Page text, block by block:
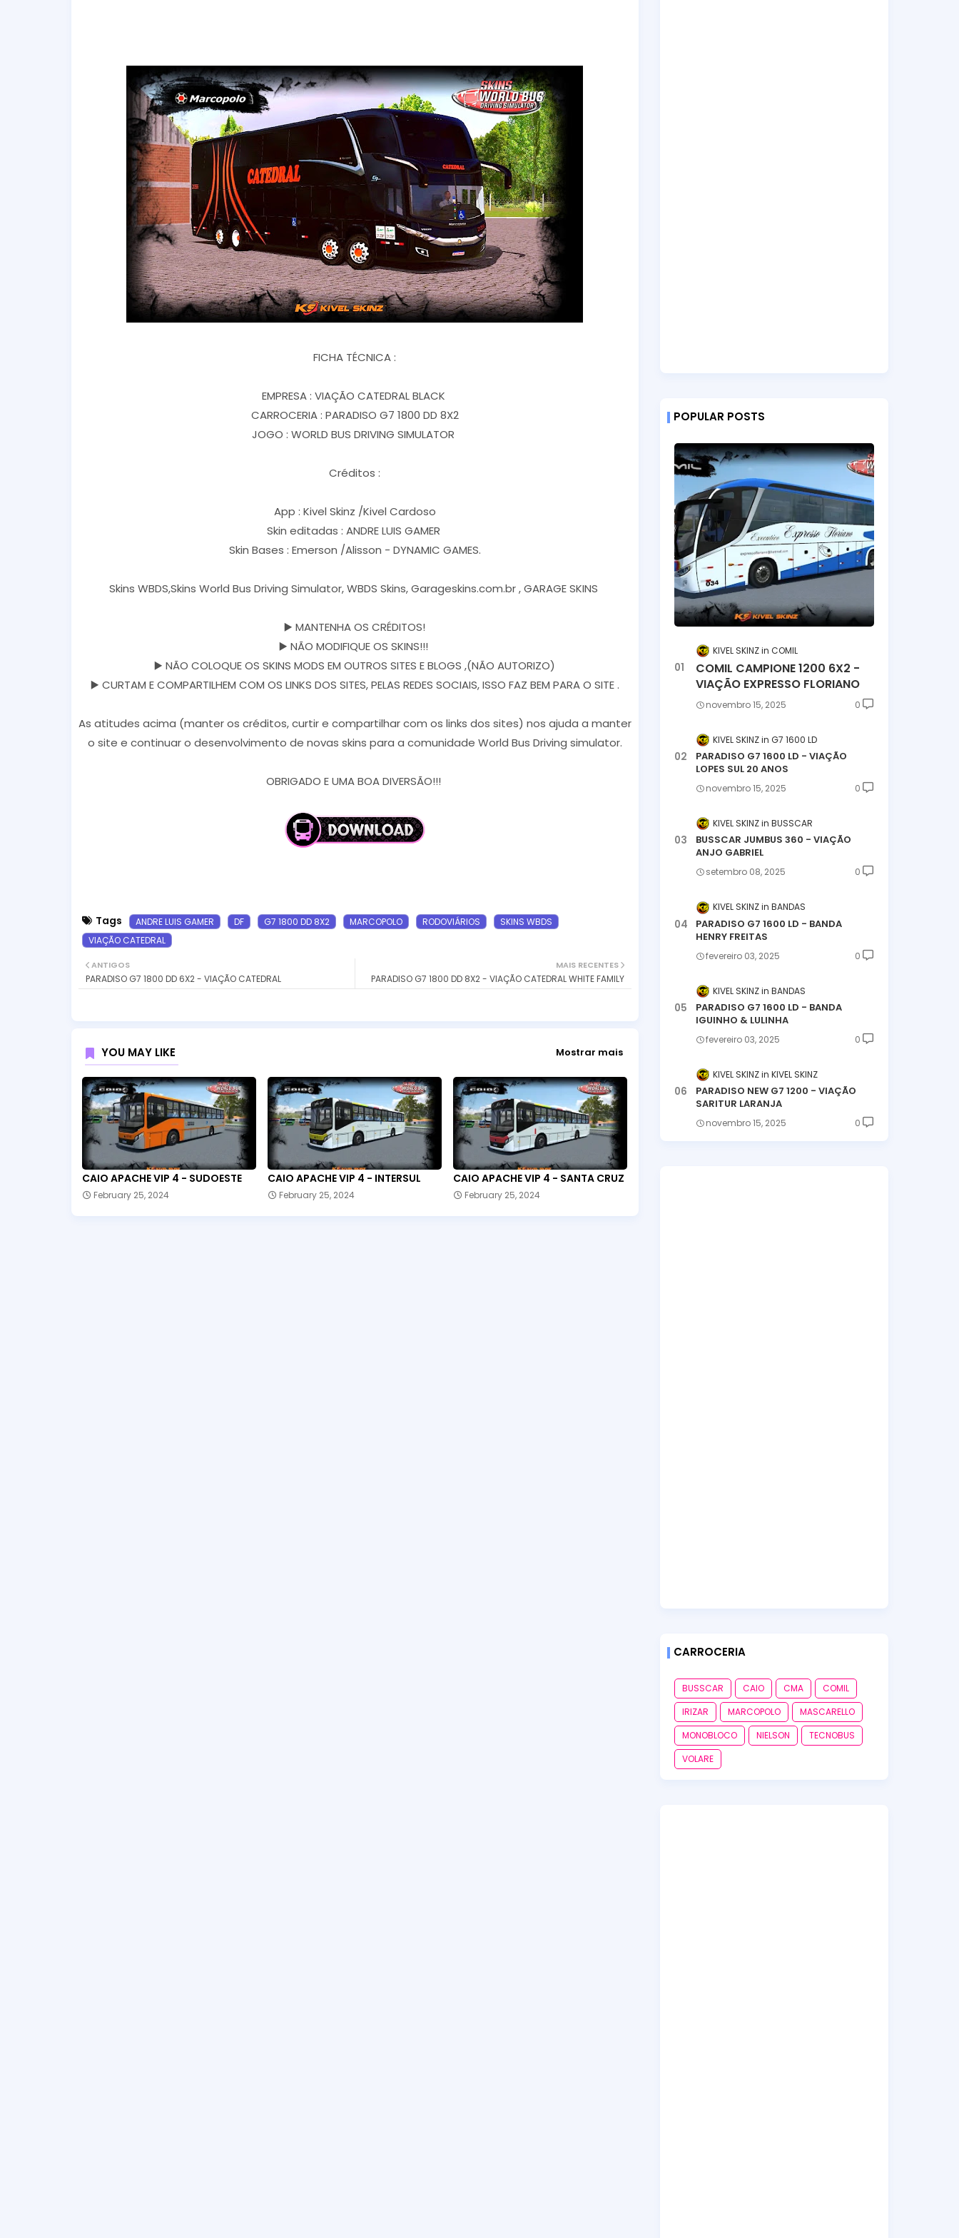
FICHA TÉCNICA :
EMPRESA : VIAÇÃO CATEDRAL BLACK
CARROCERIA : PARADISO G7 1800 DD 8X2
JOGO : WORLD BUS DRIVING SIMULATOR
Créditos :
App : Kivel Skinz /Kivel Cardoso
Skin editadas : ANDRE LUIS GAMER
Skin Bases : Emerson /Alisson - DYNAMIC GAMES.
Skins WBDS,Skins World Bus Driving Simulator, WBDS Skins, Garageskins.com.br , GARAGE SKINS
▶️ MANTENHA OS CRÉDITOS!
▶️ NÃO MODIFIQUE OS SKINS!!!
▶️ NÃO COLOQUE OS SKINS MODS EM OUTROS SITES E BLOGS ,(NÃO AUTORIZO)
▶️ CURTAM E COMPARTILHEM COM OS LINKS DOS SITES, PELAS REDES SOCIAIS, ISSO FAZ BEM PARA O SITE .
As atitudes acima (manter os créditos, curtir e compartilhar com os links dos sites) nos ajuda a manter
o site e continuar o desenvolvimento de novas skins para a comunidade World Bus Driving simulator.
OBRIGADO E UMA BOA DIVERSÃO!!!
Tags ANDRE LUIS GAMER DF G7 1800 DD 8X2 MARCOPOLO RODOVIÁRIOS
SKINS WBDS
VIAÇÃO CATEDRAL
MAIS RECENTES
PARADISO G7 1800 DD 8X2 - VIAÇÃO CATEDRAL WHITE FAMILY
ANTIGOS
PARADISO G7 1800 DD 6X2 - VIAÇÃO CATEDRAL
YOU MAY LIKE Mostrar mais
CAIO APACHE VIP 4 - SUDOESTE
February 25, 2024
CAIO APACHE VIP 4 - INTERSUL
February 25, 2024
CAIO APACHE VIP 4 - SANTA CRUZ
February 25, 2024
POPULAR POSTS
KIVEL SKINZ COMIL
COMIL CAMPIONE 1200 6X2 -
VIAÇÃO EXPRESSO FLORIANO
novembro 15, 2025 0
KIVEL SKINZ G7 1600 LD
PARADISO G7 1600 LD - VIAÇÃO
LOPES SUL 20 ANOS
novembro 15, 2025 0
KIVEL SKINZ BUSSCAR
BUSSCAR JUMBUS 360 - VIAÇÃO
ANJO GABRIEL
setembro 08, 2025 0
KIVEL SKINZ BANDAS
PARADISO G7 1600 LD - BANDA
HENRY FREITAS
fevereiro 03, 2025 0
KIVEL SKINZ BANDAS
PARADISO G7 1600 LD - BANDA
IGUINHO & LULINHA
fevereiro 03, 2025 0
KIVEL SKINZ KIVEL SKINZ
PARADISO NEW G7 1200 - VIAÇÃO
SARITUR LARANJA
novembro 15, 2025 0
CARROCERIA
BUSSCAR CAIO CMA
COMIL
IRIZAR
MARCOPOLO
MASCARELLO
MONOBLOCO
NIELSON
TECNOBUS
VOLARE